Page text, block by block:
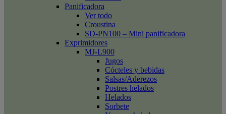
Panificadora
Ver todo
Croustina
SD-PN100 – Mini panificadora
Exprimidores
MJ-L900
Jugos
Cócteles y bebidas
Salsas/Aderezos
Postres helados
Helados
Sorbete